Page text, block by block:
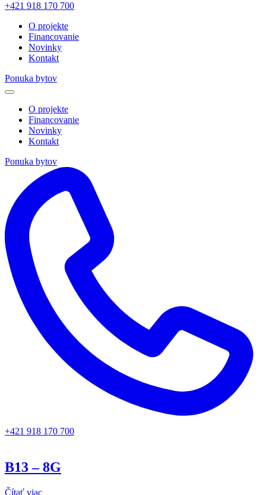
+421 918 170 700
O projekte
Financovanie
Novinky
Kontakt
Ponuka bytov
O projekte
Financovanie
Novinky
Kontakt
Ponuka bytov
+421 918 170 700
B13 – 8G
Čítať viac